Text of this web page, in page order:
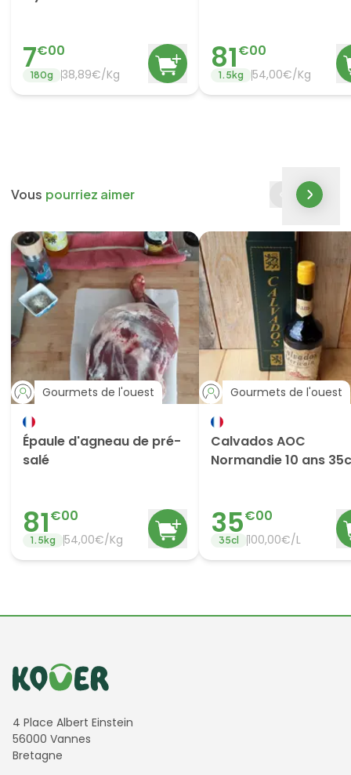
7€00
180g 38,89€/Kg 81€00
1.5kg 54,00€/Kg
Vous pourriez aimer
Gourmets de l'ouest
Épaule d'agneau de pré-
salé
81€00
1.5kg 54,00€/Kg
Gourmets de l'ouest
Calvados AOC
Normandie 10 ans
35€00
35cl 100,00€/L
Informations de contact
4 Place Albert Einstein
56000 Vannes
Bretagne